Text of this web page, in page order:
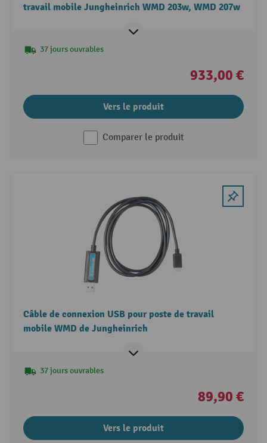
travail mobile Jungheinrich WMD 203w, WMD 207w
37 jours ouvrables
933,00 €
Vers le produit
Comparer le produit
Câble de connexion USB pour poste de travail
mobile WMD de Jungheinrich
37 jours ouvrables
89,90 €
Vers le produit